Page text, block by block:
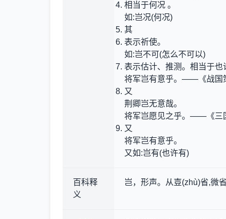
相当于何况 。
如:岂况(何况)
其
表示祈使。
如:岂不可(怎么不可以)
表示估计、推测。相当于也
将军岂有意乎。——《战国
又
荆卿岂无意哉。
将军岂愿见之乎。——《三
又
将军岂有意乎。
又如:岂有(也许有)
百科释
义
岂，形声。从壴(zhù)省,微